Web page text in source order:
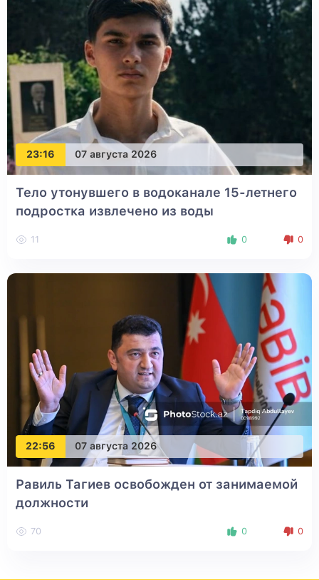
23:16 07 августа 2026
Тело утонувшего в водоканале 15-летнего
подростка извлечено из воды
11 0 0
22:56 07 августа 2026
Равиль Тагиев освобожден от занимаемой
должности
70 0 0